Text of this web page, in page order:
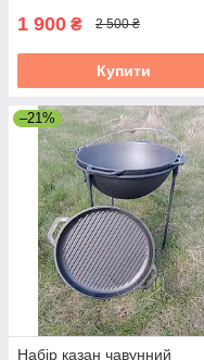
1 900 ₴ 2 500 ₴
Купити
–21%
Набір казан чавунний